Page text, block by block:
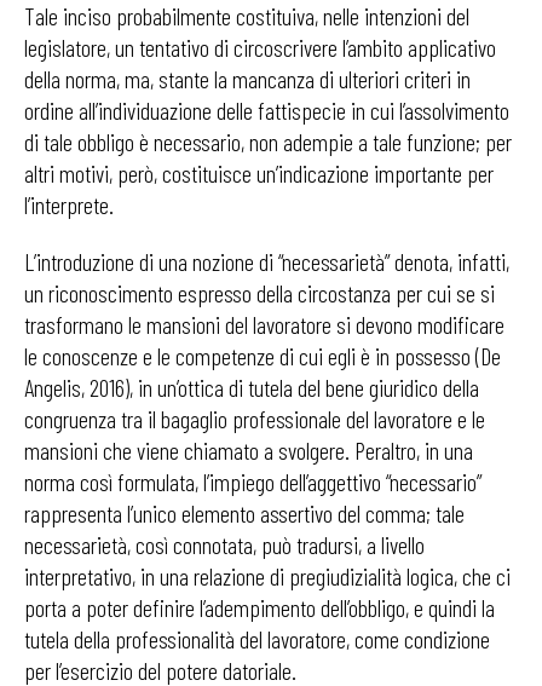
Tale inciso probabilmente costituiva, nelle intenzioni del
legislatore, un tentativo di circoscrivere l’ambito applicativo
della norma, ma, stante la mancanza di ulteriori criteri in
ordine all’individuazione delle fattispecie in cui l’assolvimento
di tale obbligo è necessario, non adempie a tale funzione; per
altri motivi, però, costituisce un’indicazione importante per
l’interprete.
L’introduzione di una nozione di “necessarietà” denota, infatti,
un riconoscimento espresso della circostanza per cui se si
trasformano le mansioni del lavoratore si devono modificare
le conoscenze e le competenze di cui egli è in possesso (De
Angelis, 2016), in un’ottica di tutela del bene giuridico della
congruenza tra il bagaglio professionale del lavoratore e le
mansioni che viene chiamato a svolgere. Peraltro, in una
norma così formulata, l’impiego dell’aggettivo “necessario”
rappresenta l’unico elemento assertivo del comma; tale
necessarietà, così connotata, può tradursi, a livello
interpretativo, in una relazione di pregiudizialità logica, che ci
porta a poter definire l’adempimento dell’obbligo, e quindi la
tutela della professionalità del lavoratore, come condizione
per l’esercizio del potere datoriale.